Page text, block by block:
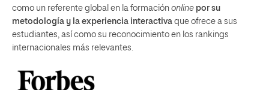
como un referente global en la formación online por su
metodología y la experiencia interactiva que ofrece a sus
estudiantes, así como su reconocimiento en los rankings
internacionales más relevantes.